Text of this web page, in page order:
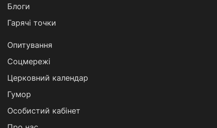
Блоги
Гарячі точки
Опитування
Соцмережі
Церковний календар
Гумор
Особистий кабінет